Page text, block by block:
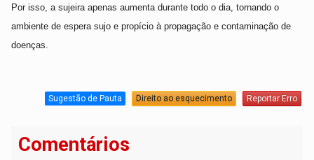
Por isso, a sujeira apenas aumenta durante todo o dia, tornando o
ambiente de espera sujo e propício à propagação e contaminação de
doenças.
Sugestão de Pauta Direito ao esquecimento Reportar Erro
Comentários